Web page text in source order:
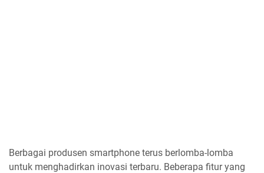
Berbagai produsen smartphone terus berlomba-lomba
untuk menghadirkan inovasi terbaru. Beberapa fitur yang